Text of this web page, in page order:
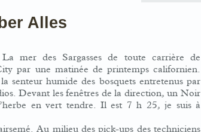
Alles
mer des Sargasses de toute carrière de
par une matinée de printemps californien.
senteur humide des bosquets entretenus par
Devant les fenêtres de la direction, un Noir
en vert tendre. Il est 7 h 25, je suis à
Au milieu des pick-ups des techniciens